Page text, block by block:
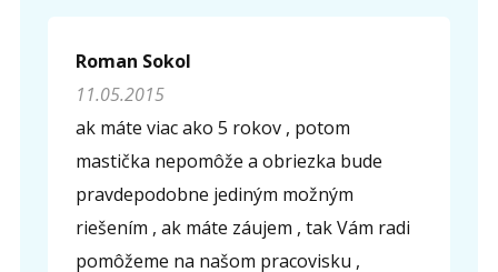
Roman Sokol
11.05.2015
ak máte viac ako 5 rokov , potom
mastička nepomôže a obriezka bude
pravdepodobne jediným možným
riešením , ak máte záujem , tak Vám radi
pomôžeme na našom pracovisku ,